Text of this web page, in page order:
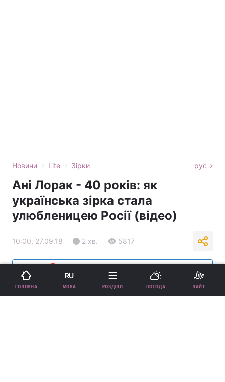
Новини › Lite › Зірки рус
Ані Лорак - 40 років: як
українська зірка стала
улюбленицею Росії (відео)
10:00, 27.09.18 2 хв. 5817
Підпишіться на нас в Google
ГОЛОВНА
RU
МОВА РОЗДІЛИ ПОГОДА ЛАЙТ